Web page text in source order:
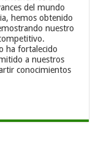
del mundo
hemos obtenido
nuestro
ha fortalecido
a nuestros
conocimientos